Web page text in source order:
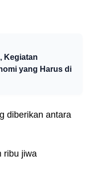
Kegiatan
yang Harus di
diberikan antara
ribu jiwa